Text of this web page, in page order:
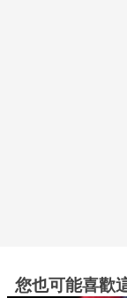
您也可能喜歡